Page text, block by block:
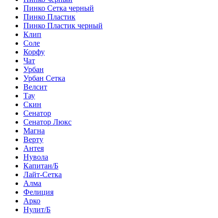
Пинко Сетка черный
Пинко Пластик
Пинко Пластик черный
Клип
Соле
Корфу
Чат
Урбан
Урбан Сетка
Велсит
Тау
Скин
Сенатор
Сенатор Люкс
Магна
Верту
Антея
Нувола
Капитан/Б
Лайт-Сетка
Алма
Фелиция
Арко
Нулит/Б